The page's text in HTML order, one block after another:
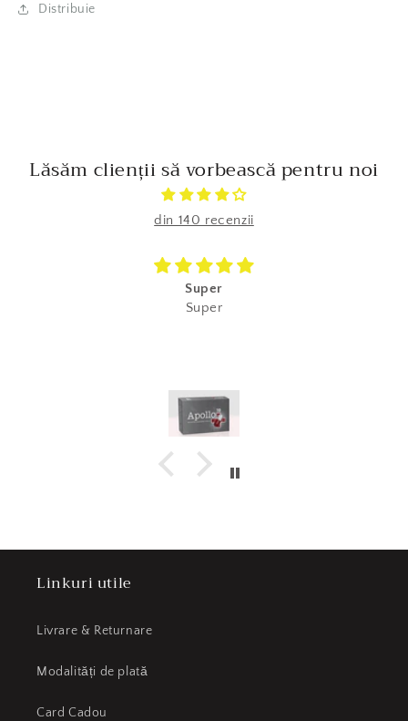
Distribuie
Lăsăm clienții să vorbească pentru noi
din 140 recenzii
Super
Super
Linkuri utile
Livrare & Returnare
Modalități de plată
Card Cadou